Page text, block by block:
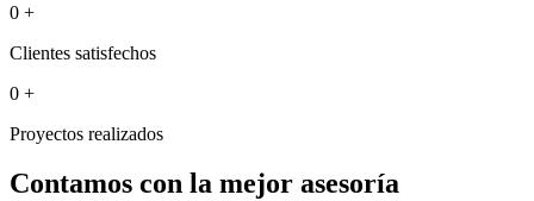
0 +
Clientes satisfechos
0 +
Proyectos realizados
Contamos con la mejor asesoría